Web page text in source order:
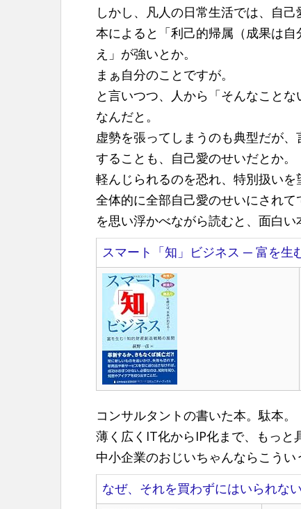
しかし、凡人の日常生活では、自
本によると「利己的帰属（成果は
え」が強いとか。
まぁ自分のことですが。
と言いつつ、人から「そんなこと
なんだと。
虚勢を張ってしまうのも典型だが
することも、自己愛のせいだとか。
軽んじられるのを恐れ、特別扱いを
全体的に全部自己愛のせいにされ
を思い浮かべながら読むと、面白い
スマート「知」ビジネス ─ 富を生
コンサルタントの書いた本。駄本。
薄く広くIT化からIP化まで、もっと
中小企業のおじいちゃんならこうい
なぜ、それを買わずにはいられな